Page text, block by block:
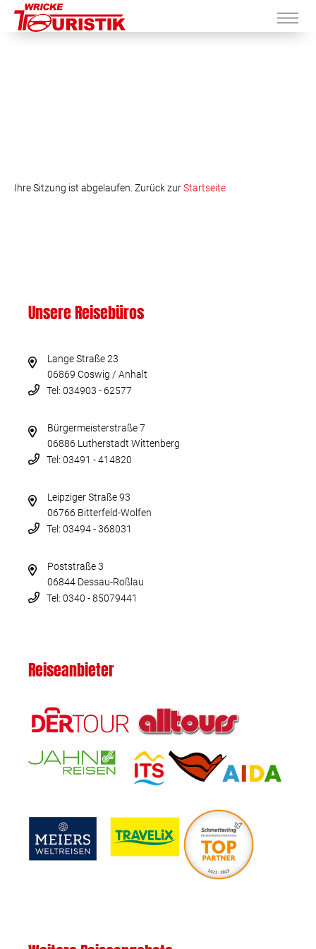
Ihre Sitzung ist abgelaufen. Zurück zurStartseite
Unsere Reisebüros
Lange Straße 23
06869 Coswig / Anhalt
Tel: 034903 - 62577
Bürgermeisterstraße 7
06886 Lutherstadt Wittenberg
Tel: 03491 - 414820
Leipziger Straße 93
06766 Bitterfeld-Wolfen
Tel: 03494 - 368031
Poststraße 3
06844 Dessau-Roßlau
Tel: 0340 - 85079441
Reiseanbieter